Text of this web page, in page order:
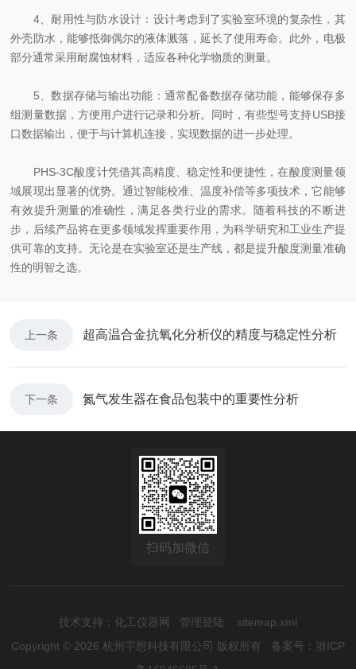
4、耐用性与防水设计：设计考虑到了实验室环境的复杂性，其
外壳防水，能够抵御偶尔的液体溅落，延长了使用寿命。此外，电极
部分通常采用耐腐蚀材料，适应各种化学物质的测量。
5、数据存储与输出功能：通常配备数据存储功能，能够保存多
组测量数据，方便用户进行记录和分析。同时，有些型号支持USB接
口数据输出，便于与计算机连接，实现数据的进一步处理。
PHS-3C酸度计凭借其高精度、稳定性和便捷性，在酸度测量领
域展现出显著的优势。通过智能校准、温度补偿等多项技术，它能够
有效提升测量的准确性，满足各类行业的需求。随着科技的不断进
步，后续产品将在更多领域发挥重要作用，为科学研究和工业生产提
供可靠的支持。无论是在实验室还是生产线，都是提升酸度测量准确
性的明智之选。
上一条 超高温合金抗氧化分析仪的精度与稳定性分析
下一条 氮气发生器在食品包装中的重要性分析
扫码加微信
技术支持： 化工仪器网 管理登陆
sitemap.xml
Copyright © 2026 杭州宇想科技有限公司 版权所有 备案号：浙ICP